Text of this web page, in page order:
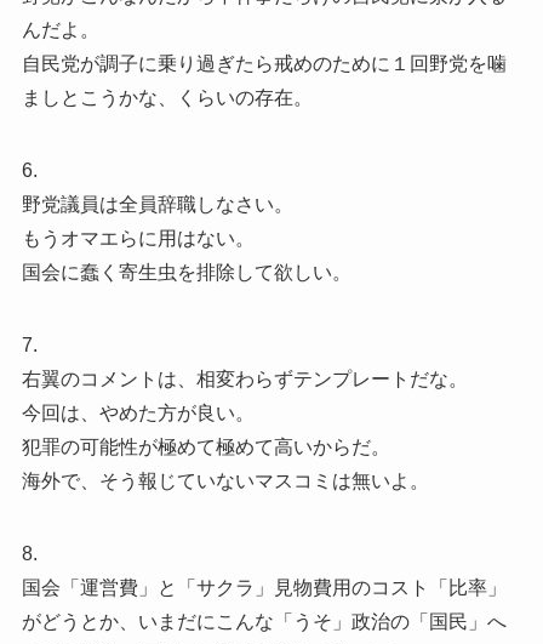
んだよ。
自民党が調子に乗り過ぎたら戒めのために１回野党を噛
ましとこうかな、くらいの存在。
6.
野党議員は全員辞職しなさい。
もうオマエらに用はない。
国会に蠢く寄生虫を排除して欲しい。
7.
右翼のコメントは、相変わらずテンプレートだな。
今回は、やめた方が良い。
犯罪の可能性が極めて極めて高いからだ。
海外で、そう報じていないマスコミは無いよ。
8.
国会「運営費」と「サクラ」見物費用のコスト「比率」
がどうとか、いまだにこんな「うそ」政治の「国民」へ